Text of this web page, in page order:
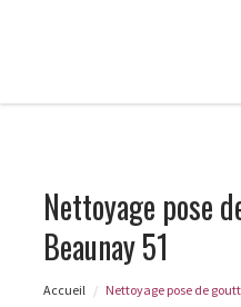
Nettoyage pose
Beaunay 51
Accueil Nettoyage pose de